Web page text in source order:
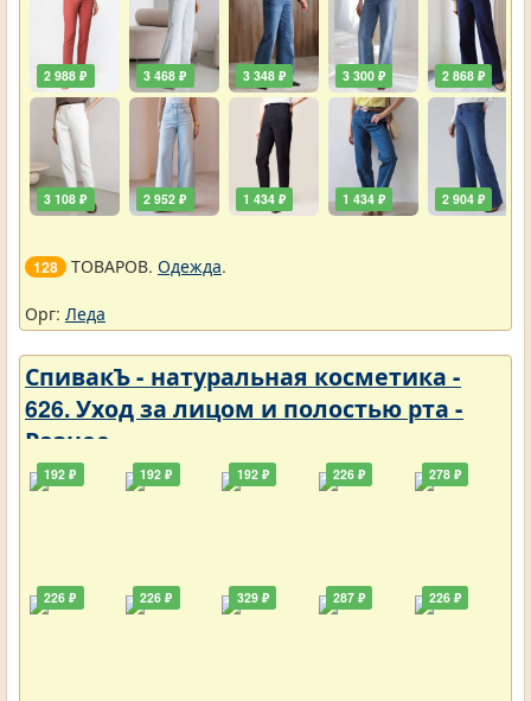
2 988 ₽
3 108 ₽
3 468 ₽
2 952 ₽
3 348 ₽
1 434 ₽
3 300 ₽
1 434 ₽
2 868 ₽
2 904 ₽
128 ТОВАРОВ. Одежда.
Орг: Леда
СпивакЪ - натуральная косметика -
626. Уход за лицом и полостью рта -
Разное
192 ₽
226 ₽
192 ₽
226 ₽
192 ₽
329 ₽
226 ₽
287 ₽
278 ₽
226 ₽